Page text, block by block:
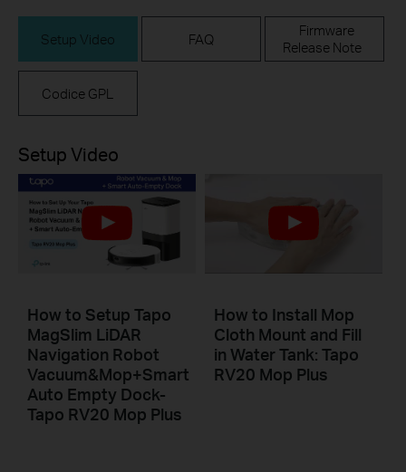
Setup Video FAQ
Firmware
Release Note
Codice GPL
Setup Video
How to Setup Tapo
MagSlim LiDAR
Navigation Robot
Vacuum&Mop+Smart
Auto Empty Dock-
Tapo RV20 Mop Plus
How to Install Mop
Cloth Mount and Fill
in Water Tank: Tapo
RV20 Mop Plus